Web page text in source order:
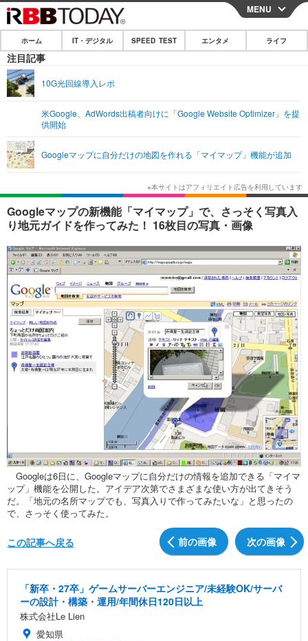
CLOSE
ホーム
IT・デジタル
ショッピング その他
エンタメTOP 映画・ドラマ
韓国・芸能
音楽 スポーツ
ショッピング その他
ライフ
ライフTOP グルメ
ペット ショッピング
その他
リリース一覧
プッシュ通知の停止方法
MENU
ホーム IT・デジタル SPEED TEST エンタメ ライフ
注目記事
10G光回線導入レポ
米Google、AdWords出稿者向けに「Google Website Optimizer」を提
供開始
Googleマップに自分だけの地図を作れる「マイマップ」機能が追加
Googleマップの新機能「マイマップ」で、さっそく写真入
り地元ガイドを作ってみた！ 16枚目の写真・画像
Googleは6日に、Googleマップに自分だけの情報を追加できる「マイマ
ップ」機能を公開した。アイデア次第でさまざまな使い方が出てきそう
だ。「地元の名所マップでも、写真入りで作ってみたいな」と思ったの
で、さっそく使ってみた。
前の画像 次の画像
この記事へ戻る
「新卒・27卒」ゲームサーバーエンジニア/未経験OK/サーバ
ーの設計・構築・運用/年間休日120日以上
株式会社Le Lien
愛知県